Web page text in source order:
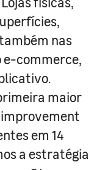
nas
commerce,
maior
em 14
a estratégia